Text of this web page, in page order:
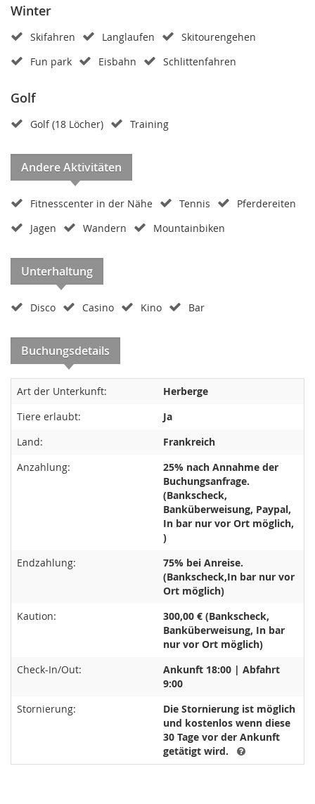
Winter
Skifahren Langlaufen
Skitourengehen
Fun park
Eisbahn Schlittenfahren
Golf
Golf (18 Löcher) Training
Andere Aktivitäten
Fitnesscenter in der Nähe Tennis
Pferdereiten
Jagen
Wandern Mountainbiken
Unterhaltung
Disco Casino Kino Bar
Buchungsdetails
Art der Unterkunft:
Herberge
Tiere erlaubt:
Ja
Land:
Frankreich
Anzahlung:
25% nach Annahme der
Buchungsanfrage.
(Bankscheck,
Banküberweisung, Paypal,
In bar nur vor Ort möglich,
)
Endzahlung:
75% bei Anreise.
(Bankscheck,In bar nur vor
Ort möglich)
Kaution:
300,00 € (Bankscheck,
Banküberweisung, In bar
nur vor Ort möglich)
Check-In/Out:
Ankunft 18:00 | Abfahrt
9:00
Stornierung:
Die Stornierung ist möglich
und kostenlos wenn diese
30 Tage vor der Ankunft
getätigt wird.